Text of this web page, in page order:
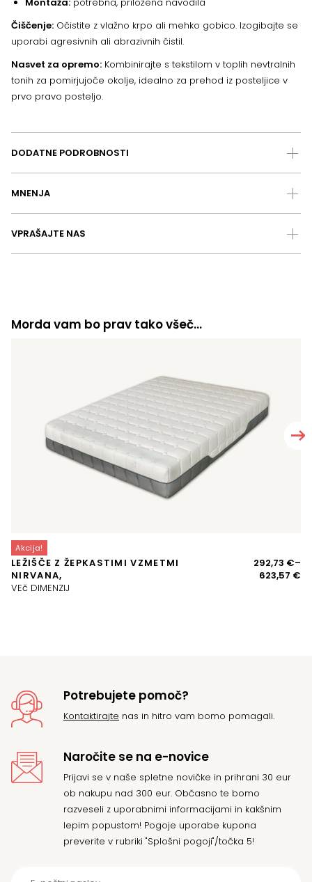
Čiščenje: Očistite z vlažno krpo ali mehko gobico. Izogibajte se
uporabi agresivnih ali abrazivnih čistil.
Nasvet za opremo: Kombinirajte s tekstilom v toplih nevtralnih
tonih za pomirjujoče okolje, idealno za prehod iz posteljice v
prvo pravo posteljo.
DODATNE PODROBNOSTI
MNENJA
VPRAŠAJTE NAS
Morda vam bo prav tako všeč…
Akcija!
LEŽIŠČE Z ŽEPKASTIMI VZMETMI
NIRVANA,
VEč DIMENZIJ
292,73 €–
623,57 €
Potrebujete pomoč?
Kontaktirajte nas in hitro vam bomo pomagali.
Naročite se na e-novice
Prijavi se v naše spletne novičke in prihrani 30 eur
ob nakupu nad 300 eur. Občasno te bomo
razveseli z uporabnimi informacijami in kakšnim
lepim popustom! Pogoje uporabe kupona
preverite v rubriki "Splošni pogoji"/točka 5!